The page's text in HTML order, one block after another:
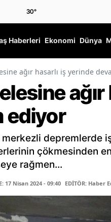
30°
Haberleri Ekonomi Dünya
ağır hasarlı iş yerinde
ağır
ediyor
depremlerde
çökmesinden
rağmen...
17 Nisan 2024 - 09:40 EDİTÖR: Haber